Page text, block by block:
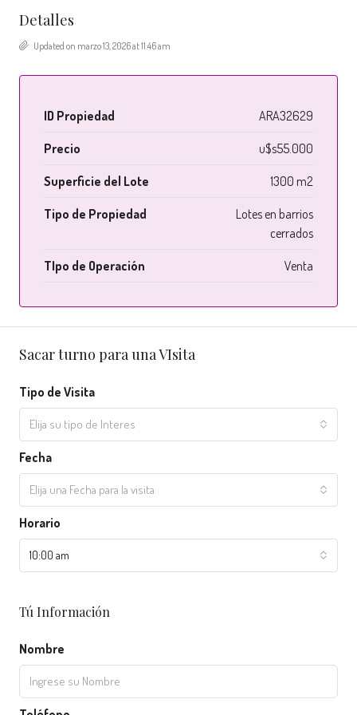
Detalles
Updated on marzo 13, 2026 at 11:46 am
ID Propiedad ARA32629
Precio u$s55.000
Superficie del Lote 1300 m2
Tipo de Propiedad
Lotes en barrios
cerrados
TIpo de Operación Venta
Sacar turno para una VIsita
Tipo de Visita
Elija su tipo de Interes
Fecha
Elija una Fecha para la visita
Horario
10:00 am
Tú Información
Nombre